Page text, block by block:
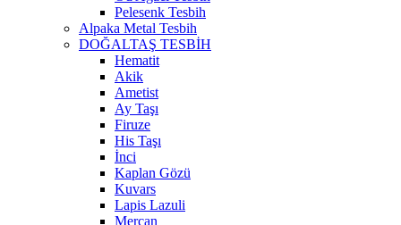
Pelesenk Tesbih
Alpaka Metal Tesbih
DOĞALTAŞ TESBİH
Hematit
Akik
Ametist
Ay Taşı
Firuze
His Taşı
İnci
Kaplan Gözü
Kuvars
Lapis Lazuli
Mercan